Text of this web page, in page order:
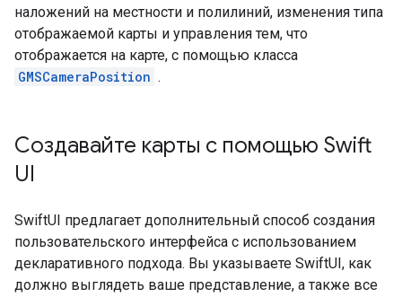
наложений на местности и полилиний, изменения типа
отображаемой карты и управления тем, что
отображается на карте, с помощью класса
GMSCameraPosition .
Создавайте карты с помощью Swift
UI
SwiftUI предлагает дополнительный способ создания
пользовательского интерфейса с использованием
декларативного подхода. Вы указываете SwiftUI, как
должно выглядеть ваше представление, а также все